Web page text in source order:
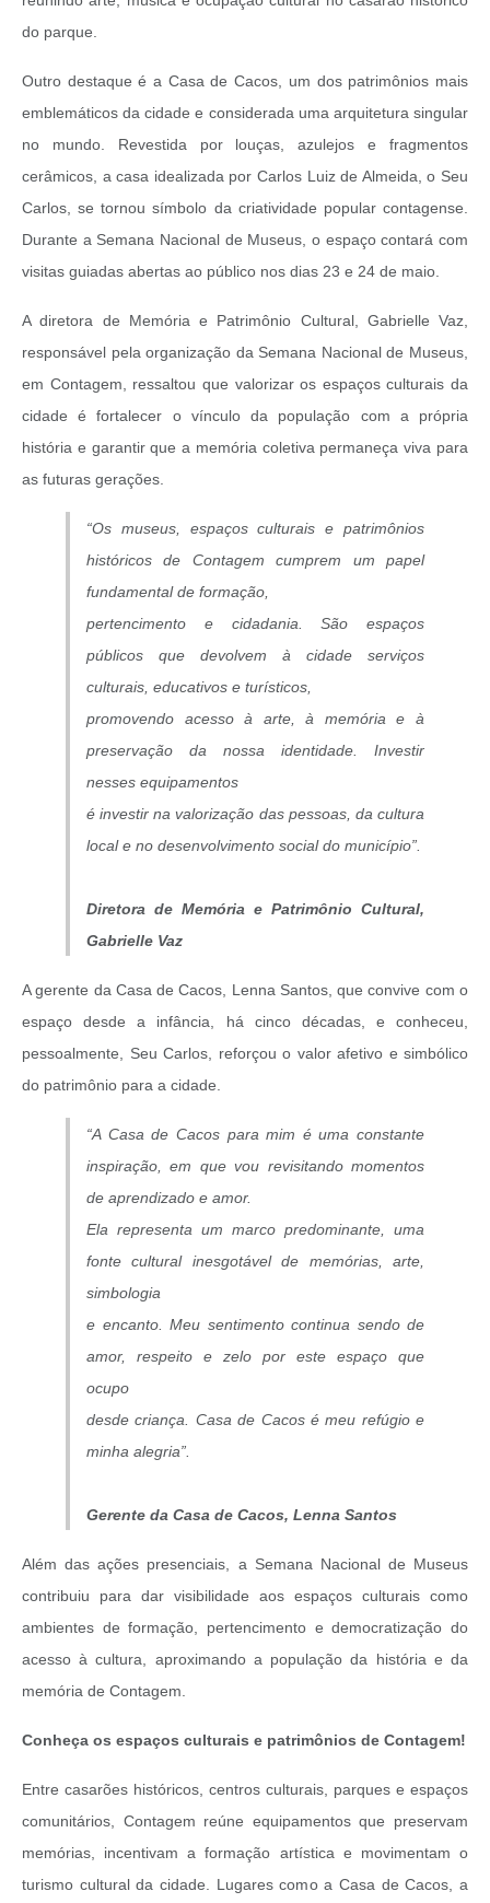
do parque.
Outro destaque é a Casa de Cacos, um dos patrimônios mais
emblemáticos da cidade e considerada uma arquitetura singular
no mundo. Revestida por louças, azulejos e fragmentos
cerâmicos, a casa idealizada por Carlos Luiz de Almeida, o Seu
Carlos, se tornou símbolo da criatividade popular contagense.
Durante a Semana Nacional de Museus, o espaço contará com
visitas guiadas abertas ao público nos dias 23 e 24 de maio.
A diretora de Memória e Patrimônio Cultural, Gabrielle Vaz,
responsável pela organização da Semana Nacional de Museus,
em Contagem, ressaltou que valorizar os espaços culturais da
cidade é fortalecer o vínculo da população com a própria
história e garantir que a memória coletiva permaneça viva para
as futuras gerações.
“Os museus, espaços culturais e patrimônios
históricos de Contagem cumprem um papel
fundamental de formação,
pertencimento e cidadania. São espaços
públicos que devolvem à cidade serviços
culturais, educativos e turísticos,
promovendo acesso à arte, à memória e à
preservação da nossa identidade. Investir
nesses equipamentos
é investir na valorização das pessoas, da cultura
local e no desenvolvimento social do município”.
Diretora de Memória e Patrimônio Cultural,
Gabrielle Vaz
A gerente da Casa de Cacos, Lenna Santos, que convive com o
espaço desde a infância, há cinco décadas, e conheceu,
pessoalmente, Seu Carlos, reforçou o valor afetivo e simbólico
do patrimônio para a cidade.
“A Casa de Cacos para mim é uma constante
inspiração, em que vou revisitando momentos
de aprendizado e amor.
Ela representa um marco predominante, uma
fonte cultural inesgotável de memórias, arte,
simbologia
e encanto. Meu sentimento continua sendo de
amor, respeito e zelo por este espaço que
ocupo
desde criança. Casa de Cacos é meu refúgio e
minha alegria”.
Gerente da Casa de Cacos, Lenna Santos
Além das ações presenciais, a Semana Nacional de Museus
contribuiu para dar visibilidade aos espaços culturais como
ambientes de formação, pertencimento e democratização do
acesso à cultura, aproximando a população da história e da
memória de Contagem.
Conheça os espaços culturais e patrimônios de Contagem!
Entre casarões históricos, centros culturais, parques e espaços
comunitários, Contagem reúne equipamentos que preservam
memórias, incentivam a formação artística e movimentam o
turismo cultural da cidade. Lugares como a Casa de Cacos, a